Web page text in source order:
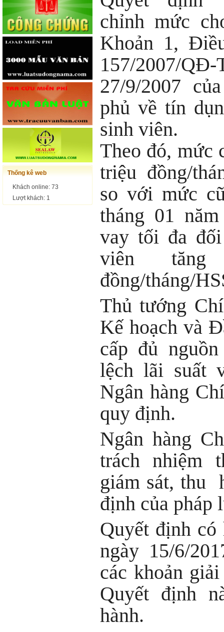
Thống kê web
Khách online: 73
Lượt khách: 1
chỉnh mức
Khoản 1,
157/
27/9/2007
phủ về tín
sinh viên.
Theo đó, mức
triệu đồng/
so với mức
tháng 01
vay tối đa
viên tăng
đồng/tháng/
Thủ tướng
Kế hoạch và
cấp đủ
lệch lãi suất
Ngân hàng
quy định.
Ngân hàng
trách nhiệm
giám sát, thu
định của pháp
Quyết định
ngày 15/6/
các khoản
Quyết định
hành.